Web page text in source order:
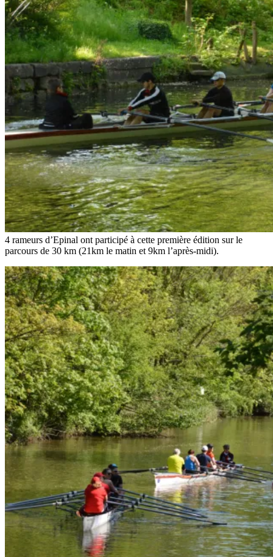
4 rameurs d’Epinal ont participé à cette première édition sur le
parcours de 30 km (21km le matin et 9km l’après-midi).